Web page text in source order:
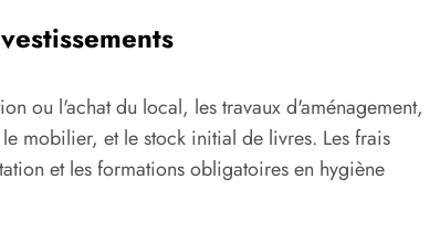
ou l'achat du local, les travaux d'aménagement,
mobilier, et le stock initial de livres. Les frais
et les formations obligatoires en hygiène